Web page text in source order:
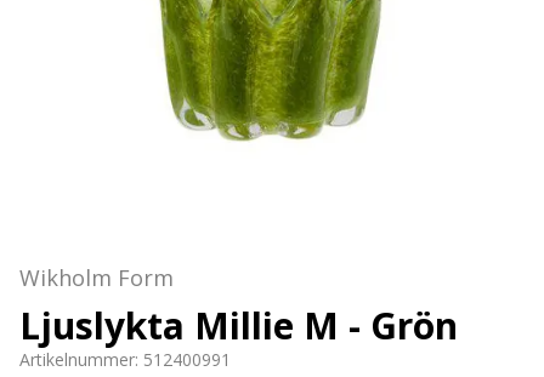
Wikholm Form
Ljuslykta Millie M - Grön
Artikelnummer: 512400991